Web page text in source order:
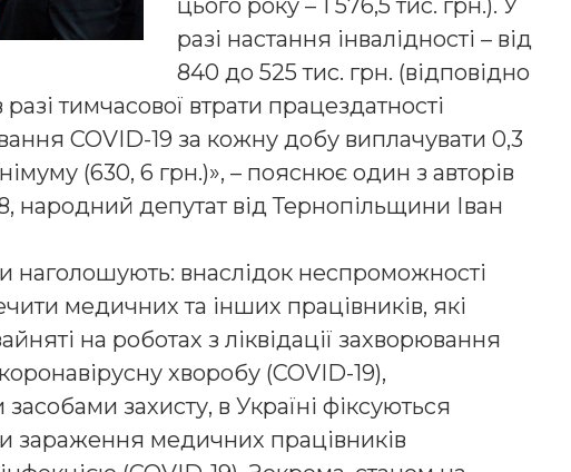
цього року – 1 576,5 тис. грн.). У
разі настання інвалідності – від
840 до 525 тис. грн. (відповідно
разі тимчасової втрати працездатності
COVID-19 за кожну добу виплачувати 0,3
(630, 6 грн.)», – пояснює один з авторів
народний депутат від Тернопільщини Іван
наголошують: внаслідок неспроможності
медичних та інших працівників, які
на роботах з ліквідації захворювання
хворобу (COVID-19),
захисту, в Україні фіксуються
зараження медичних працівників